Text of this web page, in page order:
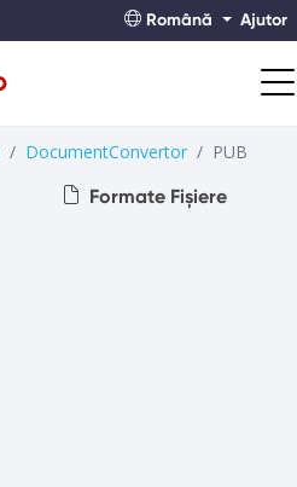
Română Ajutor
DocumentConvertor
PUB
Formate Fișiere